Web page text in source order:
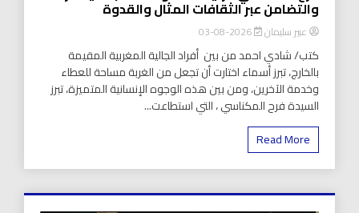
والتضامن عبر الثقافات المثال والقدوة
عبير سليمان 2026-08-03
كتب/ شادي احمد من بين أفراد الجالية المغربية المقيمة
بالخارج، تبرز أسماء اختارت أن تجعل من الغربة مساحة للعطاء
وخدمة الآخرين، ومن بين هذه الوجوه الإنسانية المتميزة، تبرز
السيدة فرح المكناسي ، التي استطاعت...
Read More